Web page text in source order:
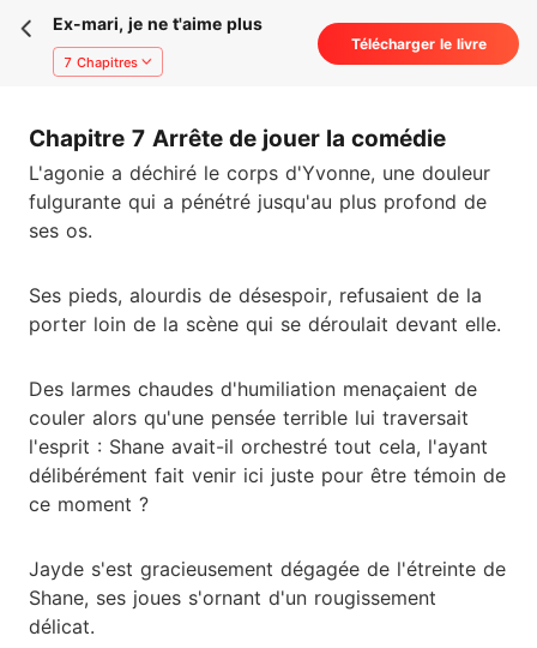
Ex-mari, je ne t'aime plus
7 Chapitres
Télécharger le livre
Chapitre 7 Arrête de jouer la comédie
L'agonie a déchiré le corps d'Yvonne, une douleur
fulgurante qui a pénétré jusqu'au plus profond de
ses os.
Ses pieds, alourdis de désespoir, refusaient de la
porter loin de la scène qui se déroulait devant elle.
Des larmes chaudes d'humiliation menaçaient de
couler alors qu'une pensée terrible lui traversait
l'esprit : Shane avait-il orchestré tout cela, l'ayant
délibérément fait venir ici juste pour être témoin de
ce moment ?
Jayde s'est gracieusement dégagée de l'étreinte de
Shane, ses joues s'ornant d'un rougissement
délicat.